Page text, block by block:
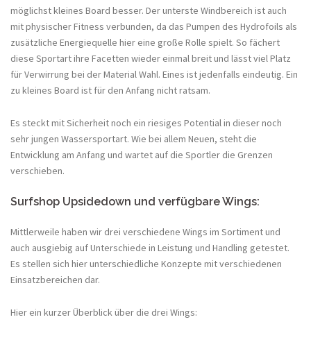
möglichst kleines Board besser. Der unterste Windbereich ist auch
mit physischer Fitness verbunden, da das Pumpen des Hydrofoils als
zusätzliche Energiequelle hier eine große Rolle spielt. So fächert
diese Sportart ihre Facetten wieder einmal breit und lässt viel Platz
für Verwirrung bei der Material Wahl. Eines ist jedenfalls eindeutig. Ein
zu kleines Board ist für den Anfang nicht ratsam.
Es steckt mit Sicherheit noch ein riesiges Potential in dieser noch
sehr jungen Wassersportart. Wie bei allem Neuen, steht die
Entwicklung am Anfang und wartet auf die Sportler die Grenzen
verschieben.
Surfshop Upsidedown und verfügbare Wings:
Mittlerweile haben wir drei verschiedene Wings im Sortiment und
auch ausgiebig auf Unterschiede in Leistung und Handling getestet.
Es stellen sich hier unterschiedliche Konzepte mit verschiedenen
Einsatzbereichen dar.
Hier ein kurzer Überblick über die drei Wings: